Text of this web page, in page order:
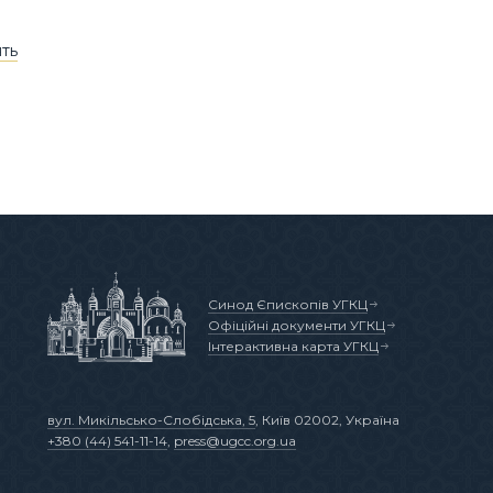
вул. Микільсько-Слобідська, 5 , Київ 02002, Україна
+380 (44) 541-11-14 press@ugcc.org.ua
Синод Єпископів УГКЦ
Офіційні документи УГКЦ
Інтерактивна карта УГКЦ